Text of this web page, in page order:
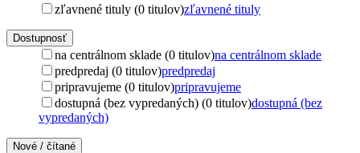
zľavnené tituly (0 titulov)zľavnené tituly
Dostupnosť
na centrálnom sklade (0 titulov)na centrálnom sklade
predpredaj (0 titulov)predpredaj
pripravujeme (0 titulov)pripravujeme
dostupná (bez vypredaných) (0 titulov)dostupná (bez
vypredaných)
Nové / čítané